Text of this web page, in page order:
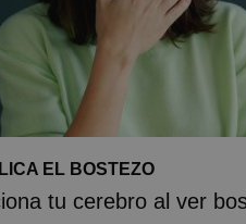
EL BOSTEZO
tu cerebro al ver